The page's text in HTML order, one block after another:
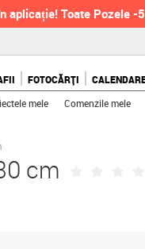
aplicație! Toate Pozele -
FOTOCĂRȚI
mele Comenzile mele
cm